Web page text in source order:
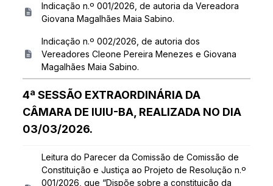
Indicação n.º 001/2026, de autoria da Vereadora
Giovana Magalhães Maia Sabino.
Indicação n.º 002/2026, de autoria dos
Vereadores Cleone Pereira Menezes e Giovana
Magalhães Maia Sabino.
4ª SESSÃO EXTRAORDINÁRIA DA
CÂMARA DE IUIU-BA, REALIZADA NO DIA
03/03/2026.
Leitura do Parecer da Comissão de Comissão de
Constituição e Justiça ao Projeto de Resolução n.º
001/2026, que “Dispõe sobre a constituição da